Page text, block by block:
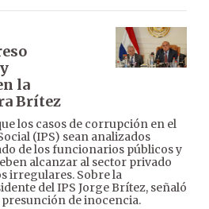
la
Brítez
los casos de corrupción en el
(IPS) sean analizados
de los funcionarios públicos y
alcanzar al sector privado
irregulares. Sobre la
del IPS Jorge Brítez, señaló
presunción de inocencia.